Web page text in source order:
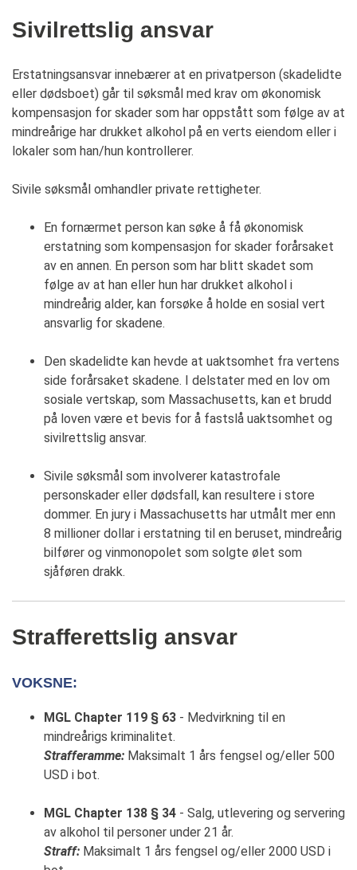
Sivilrettslig ansvar
Erstatningsansvar innebærer at en privatperson (skadelidte
eller dødsboet) går til søksmål med krav om økonomisk
kompensasjon for skader som har oppstått som følge av at
mindreårige har drukket alkohol på en verts eiendom eller i
lokaler som han/hun kontrollerer.
Sivile søksmål omhandler private rettigheter.
En fornærmet person kan søke å få økonomisk
erstatning som kompensasjon for skader forårsaket
av en annen. En person som har blitt skadet som
følge av at han eller hun har drukket alkohol i
mindreårig alder, kan forsøke å holde en sosial vert
ansvarlig for skadene.
Den skadelidte kan hevde at uaktsomhet fra vertens
side forårsaket skadene. I delstater med en lov om
sosiale vertskap, som Massachusetts, kan et brudd
på loven være et bevis for å fastslå uaktsomhet og
sivilrettslig ansvar.
Sivile søksmål som involverer katastrofale
personskader eller dødsfall, kan resultere i store
dommer. En jury i Massachusetts har utmålt mer enn
8 millioner dollar i erstatning til en beruset, mindreårig
bilfører og vinmonopolet som solgte ølet som
sjåføren drakk.
Strafferettslig ansvar
VOKSNE:
MGL Chapter 119 § 63 - Medvirkning til en
mindreårigs kriminalitet.
Strafferamme: Maksimalt 1 års fengsel og/eller 500
USD i bot.
MGL Chapter 138 § 34 - Salg, utlevering og servering
av alkohol til personer under 21 år.
Straff: Maksimalt 1 års fengsel og/eller 2000 USD i